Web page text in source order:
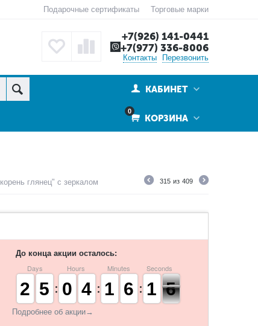
Подарочные сертификаты Торговые марки
+7(926) 141-0441
+7(977) 336-8006
Контакты Перезвонить
КАБИНЕТ
0
КОРЗИНА
глянец" с зеркалом 315 из 409
До конца акции осталось:
Days
1
1
2
2 4
4
5
5
Hours
9
9
0
0 3
3
4
4
Minutes
1
1
1
1 5
5
6
6
Seconds
2
1
1 5
5
4
Подробнее об акции→